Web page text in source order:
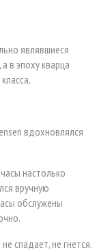
являвшиеся
в эпоху кварца
вдохновлялся
настолько
вручную
обслужены
спадает, не гнется.